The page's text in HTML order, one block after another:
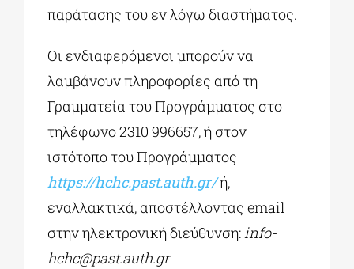
παράτασης του εν λόγω διαστήματος.
Οι ενδιαφερόμενοι μπορούν να
λαμβάνουν πληροφορίες από τη
Γραμματεία του Προγράμματος στο
τηλέφωνο 2310 996657, ή στον
ιστότοπο του Προγράμματος
https://hchc.past.auth.gr/ή,
εναλλακτικά, αποστέλλοντας email
στην ηλεκτρονική διεύθυνση:info-
hchc@past.auth.gr